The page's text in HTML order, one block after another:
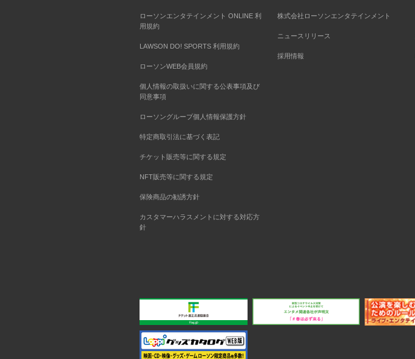
ローソンエンタテインメント ONLINE 利
用規約
LAWSON DO! SPORTS 利用規約
ローソンWEB会員規約
個人情報の取扱いに関する公表事項及び
同意事項
ローソングループ個人情報保護方針
特定商取引法に基づく表記
チケット販売等に関する規定
NFT販売等に関する規定
保険商品の勧誘方針
カスタマーハラスメントに対する対応方
針
株式会社ローソンエンタテインメント
ニュースリリース
採用情報